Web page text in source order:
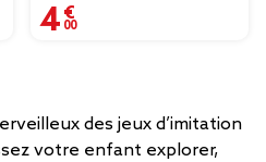
à 3,57 €
4,00 €
des jeux d’imitation
votre enfant explorer,